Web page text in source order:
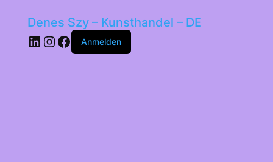
Denes Szy – Kunsthandel – DE
LinkedIn
Instagram
Facebook
Anmelden